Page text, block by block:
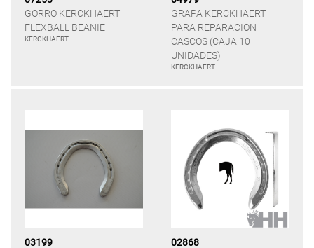
GORRO KERCKHAERT
FLEXBALL BEANIE
KERCKHAERT
GRAPA KERCKHAERT
PARA REPARACION
CASCOS (CAJA 10
UNIDADES)
KERCKHAERT
03199
02868